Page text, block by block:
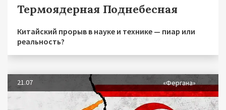
Термоядерная Поднебесная
Китайский прорыв в науке и технике — пиар или
реальность?
21.07 «Фергана»